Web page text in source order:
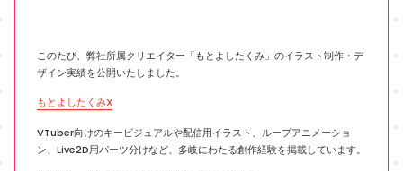
このたび、弊社所属クリエイター「もとよしたくみ」のイラスト制作・デ
ザイン実績を公開いたしました。
もとよしたくみX
VTuber向けのキービジュアルや配信用イラスト、ループアニメーショ
ン、Live2D用パーツ分けなど、多岐にわたる創作経験を掲載しています。